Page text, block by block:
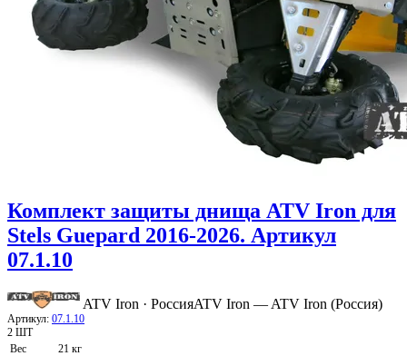
Комплект защиты днища ATV Iron для
Stels Guepard 2016-2026. Артикул
07.1.10
ATV Iron · РоссияATV Iron — ATV Iron (Россия)
Артикул: 07.1.10
2 ШТ
Вес
21 кг